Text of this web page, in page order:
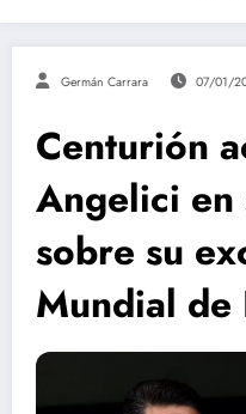
Germán Carrara 07/01/
Centurión
Angelici en
sobre su
Mundial de